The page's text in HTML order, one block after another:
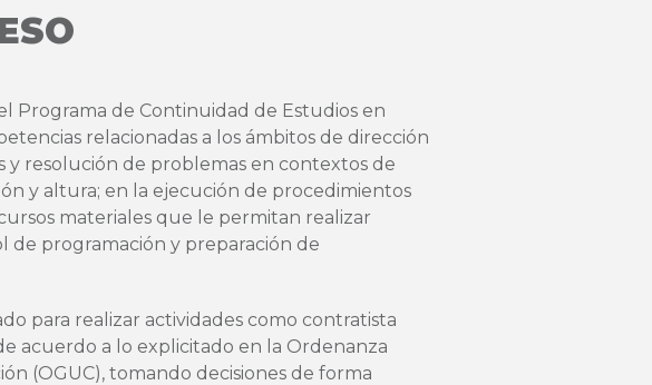
Programa de Continuidad de Estudios en
relacionadas a los ámbitos de dirección
resolución de problemas en contextos de
y altura; en la ejecución de procedimientos
materiales que le permitan realizar
de programación y preparación de
para realizar actividades como contratista
acuerdo a lo explicitado en la Ordenanza
(OGUC), tomando decisiones de forma